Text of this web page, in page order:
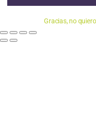
Gracias, no